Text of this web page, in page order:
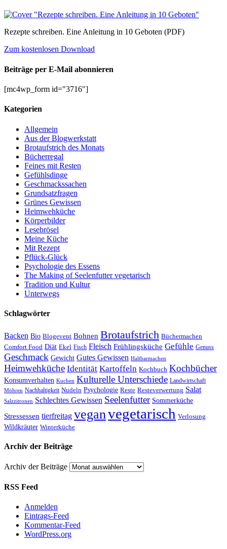
Rezepte schreiben. Eine Anleitung in 10 Geboten (PDF)
Zum kostenlosen Download
Beiträge per E-Mail abonnieren
[mc4wp_form id="3716"]
Kategorien
Allgemein
Aus der Blogwerkstatt
Brotaufstrich des Monats
Bücherregal
Feines mit Resten
Gefühlsdinge
Geschmackssachen
Grundsatzfragen
Grünes Gewissen
Heimwehküche
Körperbilder
Lesebrösel
Meine Küche
Mit Rezept
Pflück-Glück
Psychologie des Essens
The Making of Seelenfutter vegetarisch
Tradition und Kultur
Unterwegs
Schlagwörter
Backen Bio Blogevent Bohnen Brotaufstrich Büchermachen
Comfort Food Diät Ekel Fisch Fleisch Frühlingsküche Gefühle Genuss
Geschmack Gewicht Gutes Gewissen Haltbarmachen
Heimwehküche Identität Kartoffeln Kochbuch Kochbücher
Konsumverhalten Kuchen Kulturelle Unterschiede Landwirtschaft
Möhren Nachhaltigkeit Nudeln Psychologie Reste Resteverwertung Salat
Salzzitronen Schlechtes Gewissen Seelenfutter Sommerküche
Stressessen tierfreitag veganvegetarisch Verlosung
Wildkräuter Winterküche
Archiv der Beiträge
Archiv der Beiträge
RSS Feed
Anmelden
Eintrags-Feed
Kommentar-Feed
WordPress.org